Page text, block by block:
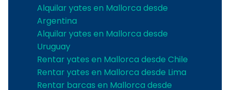
Alquilar yates en Mallorca desde
Argentina
Alquilar yates en Mallorca desde
Uruguay
Rentar yates en Mallorca desde Chile
Rentar yates en Mallorca desde Lima
Rentar barcas en Mallorca desde